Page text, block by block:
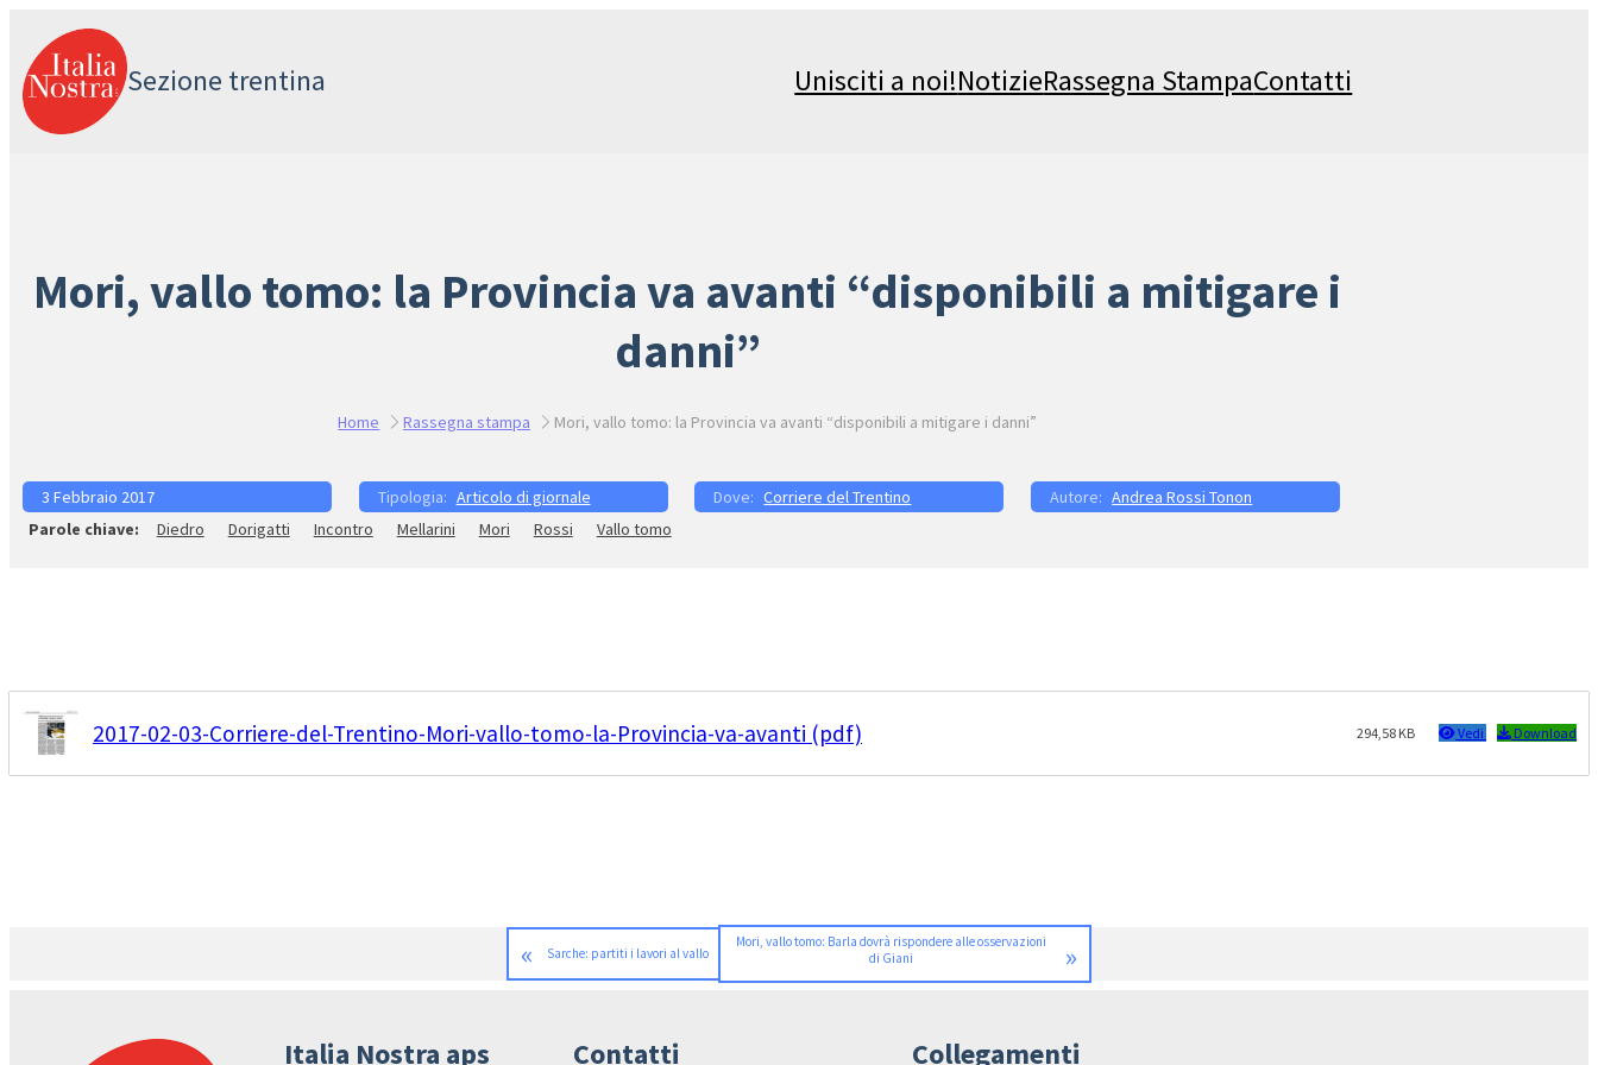
al
contenuto
Sezione trentina Unisciti a noi!NotizieRassegna StampaContatti
Mori, vallo tomo: la Provincia va avanti “disponibili a mitigare i
danni”
Home Rassegna stampa Mori, vallo tomo: la Provincia va avanti “disponibili a mitigare i danni”
3 Febbraio 2017 Articolo di giornale Corriere del Trentino
Andrea Rossi Tonon
Diedro
Dorigatti Incontro Mellarini Mori Rossi Vallo tomo
2017-02-03-Corriere-del-Trentino-Mori-vallo-tomo-la-Provincia-va-avanti (pdf) 294,58 KB Vedi Download
« Sarche: partiti i lavori al vallo
Mori, vallo tomo: Barla dovrà rispondere alle osservazioni
di Giani
»
Italia Nostra aps Contatti Collegamenti